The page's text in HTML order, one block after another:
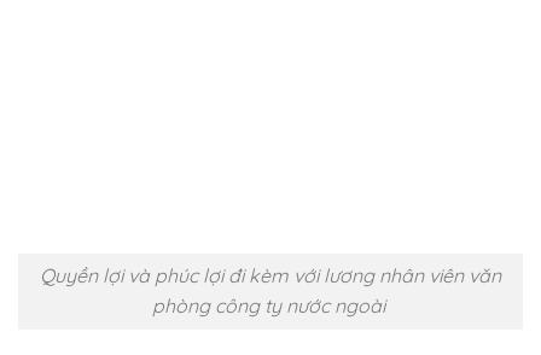
Quyền lợi và phúc lợi đi kèm với lương nhân viên văn
phòng công ty nước ngoài